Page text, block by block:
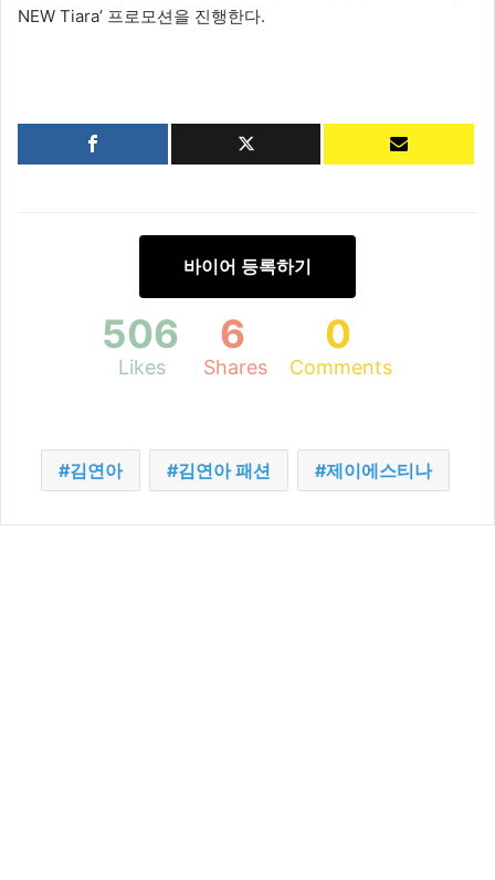
NEW Tiara’ 프로모션을 진행한다.
바이어 등록하기
506
Likes
6
Shares
0
Comments
김연아 김연아 패션 제이에스티나